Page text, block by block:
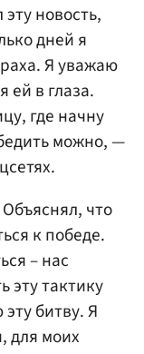
новость,
дней я
Я уважаю
ей в глаза.
где начну
можно, —
что
к победе.
– нас
эту тактику
битву. Я
для моих